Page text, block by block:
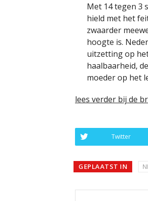
Met 14 tegen 3
hield met het
zwaarder
hoogte is.
uitzetting op
haalbaarheid,
moeder op het
lees verder bij de
Twitter
GEPLAATST IN